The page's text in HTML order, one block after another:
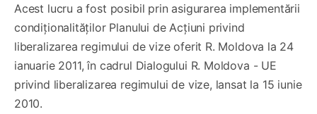
Acest lucru a fost posibil prin asigurarea implementării
condiționalităților Planului de Acțiuni privind
liberalizarea regimului de vize oferit R. Moldova la 24
ianuarie 2011, în cadrul Dialogului R. Moldova - UE
privind liberalizarea regimului de vize, lansat la 15 iunie
2010.